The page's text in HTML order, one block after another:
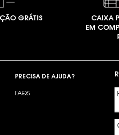
GRÁTIS
CAIXA
EM
PRECISA DE AJUDA?
FAQS